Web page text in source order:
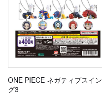
ONE PIECE ネガティブスイン
グ3